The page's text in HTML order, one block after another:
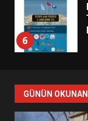
6
7
GÜNÜN